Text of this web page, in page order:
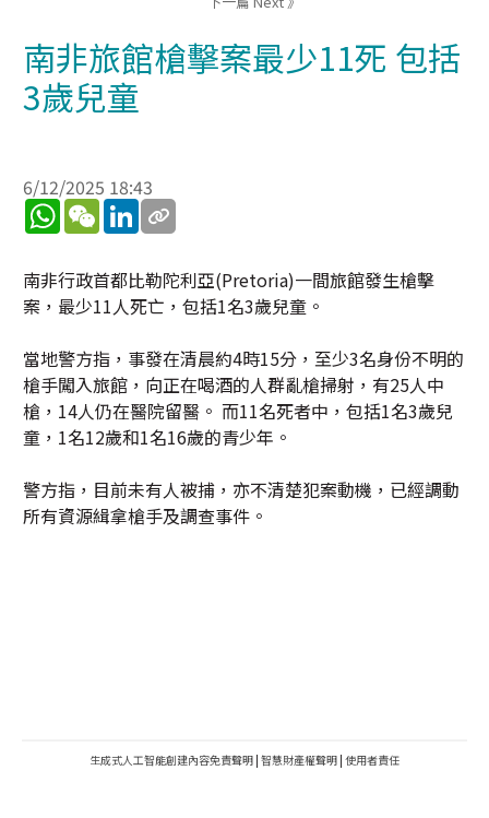
南非旅館槍擊案最少11死 包括
3歲兒童
6/12/2025 18:43
WhatsApp
WeChatLinkedIn
南非行政首都比勒陀利亞(Pretoria)一間旅館發生槍擊
案，最少11人死亡，包括1名3歲兒童。
當地警方指，事發在清晨約4時15分，至少3名身份不明的
槍手闖入旅館，向正在喝酒的人群亂槍掃射，有25人中
槍，14人仍在醫院留醫。 而11名死者中，包括1名3歲兒
童，1名12歲和1名16歲的青少年。
警方指，目前未有人被捕，亦不清楚犯案動機，已經調動
所有資源緝拿槍手及調查事件。
生成式人工智能創建內容免責聲明 | 智慧財產權聲明 | 使用者責任